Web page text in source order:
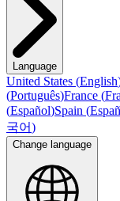
Language
United States (English
(Português)France (
(Español)Spain (
국어)
Change language